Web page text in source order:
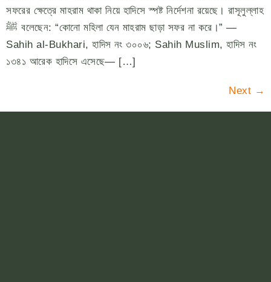
সফরের ক্ষেত্রে মাহরাম থাকা নিয়ে হাদিসে স্পষ্ট নির্দেশনা রয়েছে। রাসূলুল্লাহ
ﷺ বলেছেন: “কোনো মহিলা যেন মাহরাম ছাড়া সফর না করে।” —
Sahih al-Bukhari, হাদিস নং ৩০০৬; Sahih Muslim, হাদিস নং
১৩৪১ আরেক হাদিসে এসেছে— […]
Next →